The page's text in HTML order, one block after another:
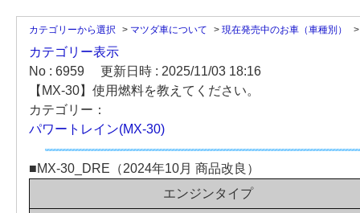
カテゴリーから選択 > マツダ車について > 現在発売中のお車（車種別）
カテゴリー表示
No : 6959
更新日時 : 2025/11/03 18:16
【MX-30】使用燃料を教えてください。
カテゴリー：
パワートレイン(MX-30)
■MX-30_DRE（2024年10月 商品改良）
エンジンタイプ